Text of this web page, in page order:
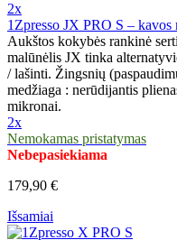
2x
1Zpresso JX PRO S – kavos
Aukštos kokybės rankinė
malūnėlis JX tinka
/ lašinti. Žingsnių
medžiaga : nerūdijantis
mikronai.
2x
Nemokamas pristatymas
Nebepasiekiama
179,90 €
Išsamiai